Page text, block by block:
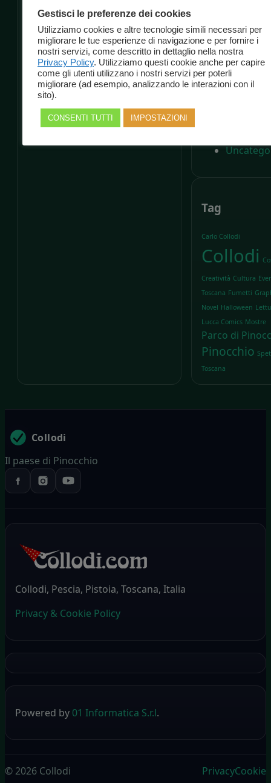
Categorie
Tag
Carlo Collodi
Collodi
Creatività Cultura
Toscana Fumetti
Novel Halloween
Lucca Comics Mostre
Parco di
Pinocchio
Toscana
Collodi
Il paese di Pinocchio
Collodi, Pescia, Pistoia, Toscana, Italia
Privacy & Cookie Policy
Powered by 01 Informatica S.r.l.
© 2026 Collodi PrivacyCookie
Gestisci le preferenze dei cookies
Utilizziamo cookies e altre tecnologie simili necessari per
migliorare le tue esperienze di navigazione e per fornire i
nostri servizi, come descritto in dettaglio nella nostra
Privacy Policy. Utilizziamo questi cookie anche per capire
come gli utenti utilizzano i nostri servizi per poterli
migliorare (ad esempio, analizzando le interazioni con il
sito).
CONSENTI TUTTI IMPOSTAZIONI